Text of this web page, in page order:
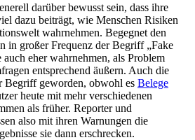
darüber bewusst sein, dass ihre
dazu beiträgt, wie Menschen Risiken
wahrnehmen. Begegnet den
in großer Frequenz der Begriff „Fake
eher wahrnehmen, als Problem
entsprechend äußern. Auch die
Begriff geworden, obwohl es Belege
heute mit mehr verschiedenen
als früher. Reporter und
also mit ihren Warnungen die
sie dann erschrecken.